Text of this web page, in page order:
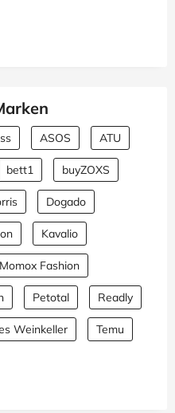
ASOS ATU
bett1 buyZOXS
Dogado
Kavalio
Momox Fashion
Petotal Readly
Weinkeller Temu